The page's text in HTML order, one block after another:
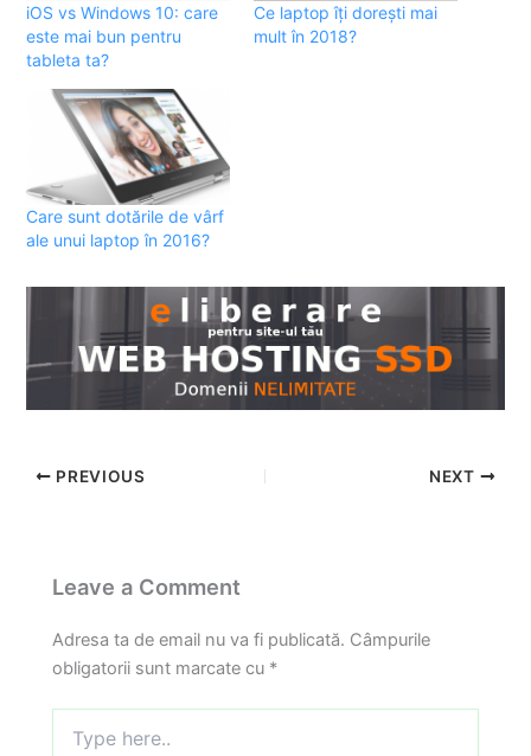
iOS vs Windows 10: care
este mai bun pentru
tableta ta?
Ce laptop îți dorești mai
mult în 2018?
Care sunt dotările de vârf
ale unui laptop în 2016?
PREVIOUS NEXT
Leave a Comment
Adresa ta de email nu va fi publicată. Câmpurile
obligatorii sunt marcate cu *
here..